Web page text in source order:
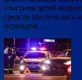
участием детей-
средств увеличилось
периодом …